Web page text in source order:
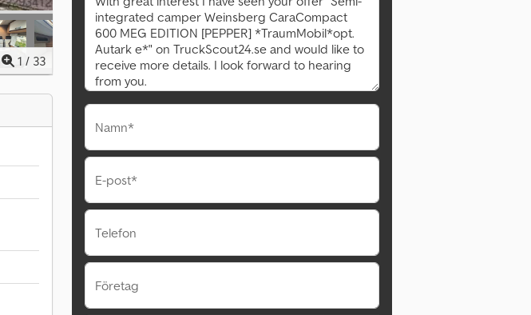
1 / 33
Namn*
E-post*
Telefon
Företag